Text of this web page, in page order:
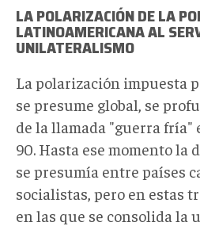
LA POLARIZACIÓN DE LA
LATINOAMERICANA AL
UNILATERALISMO
La polarización impuesta
se presume global, se
de la llamada "guerra fría"
90. Hasta ese momento la
se presumía entre países
socialistas, pero en estas
en las que se consolida la